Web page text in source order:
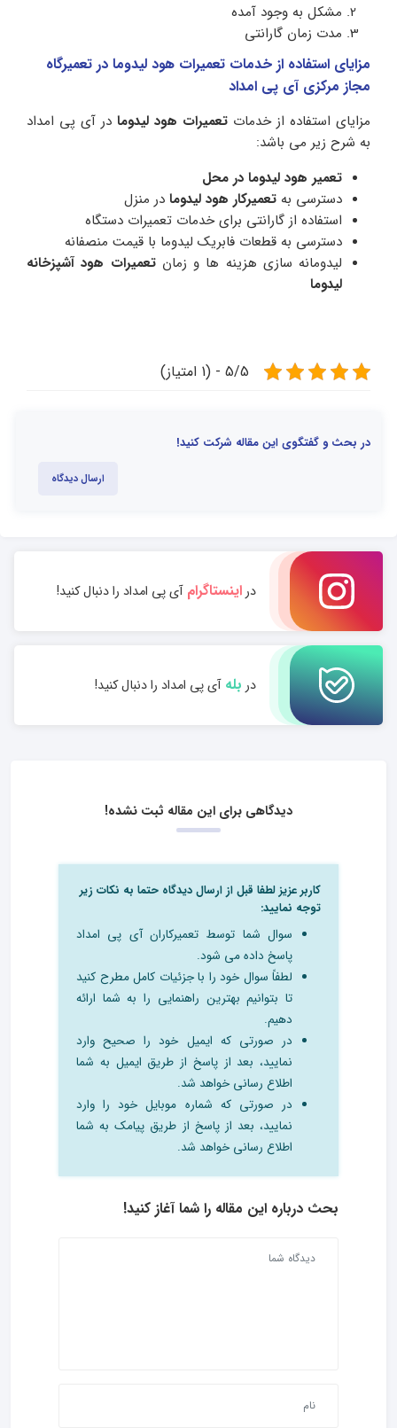
مشکل به وجود آمده
مدت زمان گارانتی
مزایای استفاده از خدمات تعمیرات هود لیدوما در تعمیرگاه
مجاز مرکزی آی پی امداد
مزایای استفاده از خدمات تعمیرات هود لیدوما در آی پی امداد
به شرح زیر می باشد:
تعمیر هود لیدوما در محل
دسترسی به تعمیرکار هود لیدوما در منزل
استفاده از گارانتی برای خدمات تعمیرات دستگاه
دسترسی به قطعات فابریک لیدوما با قیمت منصفانه
لیدومانه سازی هزینه ها و زمانتعمیرات هود آشپزخانه
لیدوما
5/5 - (1 امتیاز)
در بحث و گفتگوی این مقاله شرکت کنید!
ارسال دیدگاه
دراینستاگرامآی پی امداد را دنبال کنید!
در بلهآی پی امداد را دنبال کنید!
دیدگاهی برای این مقاله ثبت نشده!
کاربر عزیز لطفا قبل از ارسال دیدگاه حتما به نکات زیر
توجه نمایید:
سوال شما توسط تعمیرکاران آی پی امداد
پاسخ داده می شود.
لطفاً سوال خود را با جزئیات کامل مطرح کنید
تا بتوانیم بهترین راهنمایی را به شما ارائه
دهیم.
در صورتی که ایمیل خود را صحیح وارد
نمایید، بعد از پاسخ از طریق ایمیل به شما
اطلاع رسانی خواهد شد.
در صورتی که شماره موبایل خود را وارد
نمایید، بعد از پاسخ از طریق پیامک به شما
اطلاع رسانی خواهد شد.
بحث درباره این مقاله را شما آغاز کنید!